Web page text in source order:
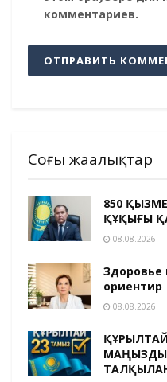
комментариев.
Соңғы жаңалықтар
850
ҚҰҚЫҒЫ
08.08.2026
Здоровье
ориентир
08.08.2026
МАҢЫЗДЫ